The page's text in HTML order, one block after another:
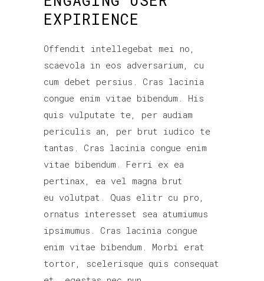
EXPIRIENCE
Offendit intellegebat mei no,
scaevola in eos adversarium, cu
cum debet persius. Cras lacinia
congue enim vitae bibendum. His
quis vulputate te, per audiam
periculis an, per brut iudico te
tantas. Cras lacinia congue enim
vitae bibendum. Ferri ex ea
pertinax, ea vel magna brut
eu volutpat. Quas elitr cu pro,
ornatus interesset sea atumiumus
ipsimumus. Cras lacinia congue
enim vitae bibendum. Morbi erat
tortor, scelerisque quis consequat